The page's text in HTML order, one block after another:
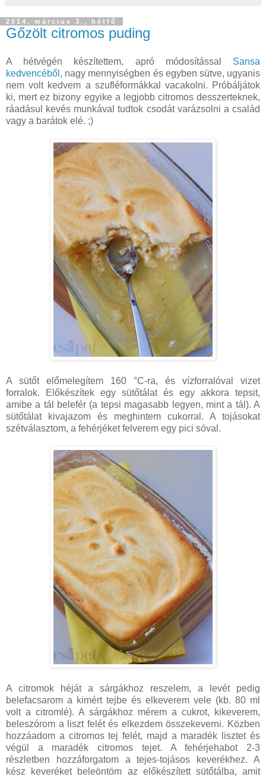
2014. március 3., hétfő
Gőzölt citromos puding
A hétvégén készítettem, apró módosítással Sansa
kedvencéből , nagy mennyiségben és egyben sütve, ugyanis
nem volt kedvem a szufléformákkal vacakolni. Próbáljátok
ki, mert ez bizony egyike a legjobb citromos desszerteknek,
ráadásul kevés munkával tudtok csodát varázsolni a család
vagy a barátok elé. ;)
A sütőt előmelegítem 160 °C-ra, és vízforralóval vizet
forralok. Előkészítek egy sütőtálat és egy akkora tepsit,
amibe a tál belefér (a tepsi magasabb legyen, mint a tál). A
sütőtálat kivajazom és meghintem cukorral. A tojásokat
szétválasztom, a fehérjéket felverem egy pici sóval.
A citromok héját a sárgákhoz reszelem, a levét pedig
belefacsarom a kimért tejbe és elkeverem vele (kb. 80 ml
volt a citromlé). A sárgákhoz mérem a cukrot, kikeverem,
beleszórom a liszt felét és elkezdem összekeverni. Közben
hozzáadom a citromos tej felét, majd a maradék lisztet és
végül a maradék citromos tejet. A fehérjehabot 2-3
részletben hozzáforgatom a tejes-tojásos keverékhez. A
kész keveréket beleöntöm az előkészített sütőtálba, amit